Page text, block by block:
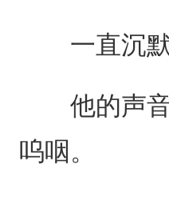
一直沉默
他的声音
呜咽。